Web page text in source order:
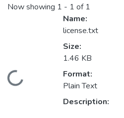
Now showing 1 - 1 of 1
Loading...
Name:
license.txt
Size:
1.46 KB
Format:
Plain Text
Description: